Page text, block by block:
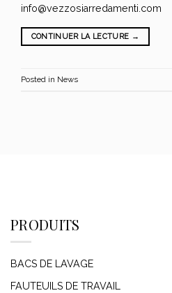
info@vezzosiarredamenti.com
CONTINUER LA LECTURE →
Posted in News
PRODUITS
BACS DE LAVAGE
FAUTEUILS DE TRAVAIL